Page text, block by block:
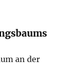
an der